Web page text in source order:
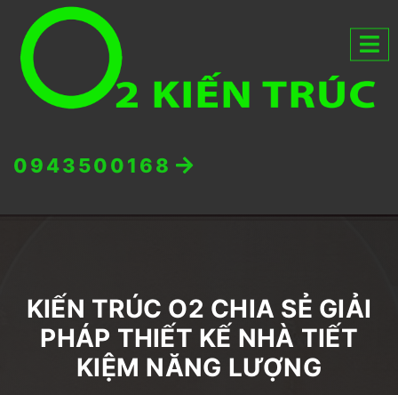
0943500168
KIẾN TRÚC O2 CHIA SẺ GIẢI
PHÁP THIẾT KẾ NHÀ TIẾT
KIỆM NĂNG LƯỢNG